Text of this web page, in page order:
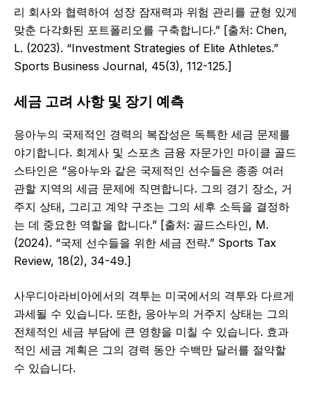
리 회사와 협력하여 성장 잠재력과 위험 관리를 균형 있게
맞춘 다각화된 포트폴리오를 구축합니다.” [출처: Chen,
L. (2023). “Investment Strategies of Elite Athletes.”
Sports Business Journal, 45(3), 112-125.]
세금 고려 사항 및 장기 예측
응아누의 국제적인 경력의 복잡성은 독특한 세금 문제를
야기합니다. 회계사 및 스포츠 금융 자문가인 마이클 골드
스타인은 “응아누와 같은 국제적인 선수들은 종종 여러
관할 지역의 세금 문제에 직면합니다. 그의 경기 장소, 거
주지 상태, 그리고 계약 구조는 그의 세후 소득을 결정하
는 데 중요한 역할을 합니다.” [출처: 골드스타인, M.
(2024). “국제 선수들을 위한 세금 전략.” Sports Tax
Review, 18(2), 34-49.]
사우디아라비아에서의 격투는 미국에서의 격투와 다르게
과세될 수 있습니다. 또한, 응아누의 거주지 상태는 그의
전체적인 세금 부담에 큰 영향을 미칠 수 있습니다. 효과
적인 세금 계획은 그의 경력 동안 수백만 달러를 절약할
수 있습니다.